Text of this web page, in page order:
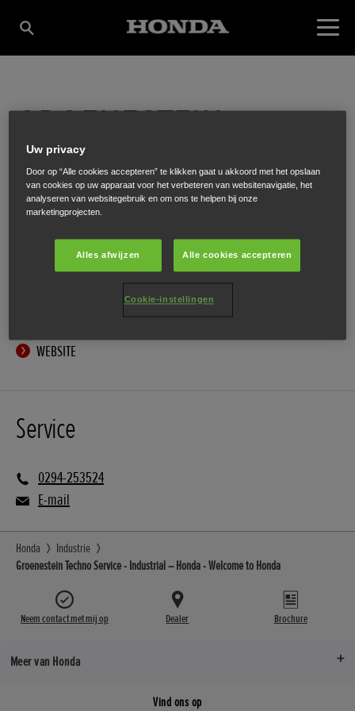
GROENESTEIN
TECHNO SERVICE
Overmeerseweg 42,Nederhorst den Berg,1394 BD
WEBSITE
Service
0294-253524
E-mail
Honda
Industrie
Groenestein Techno Service - Industrial – Honda - Welcome to Honda
Neem contact met mij op Dealer Brochure
Meer van Honda
Vind ons op
Uw privacy
Door op “Alle cookies accepteren” te klikken gaat u akkoord met het opslaan
van cookies op uw apparaat voor het verbeteren van websitenavigatie, het
analyseren van websitegebruik en om ons te helpen bij onze
marketingprojecten.
Alles afwijzen Alle cookies accepteren
Cookie-instellingen